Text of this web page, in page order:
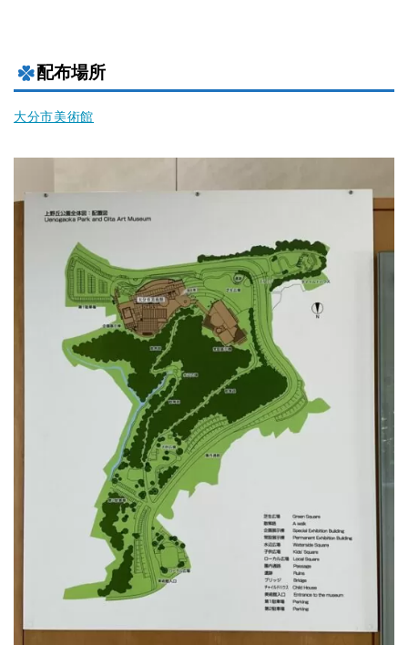
配布場所
大分市美術館